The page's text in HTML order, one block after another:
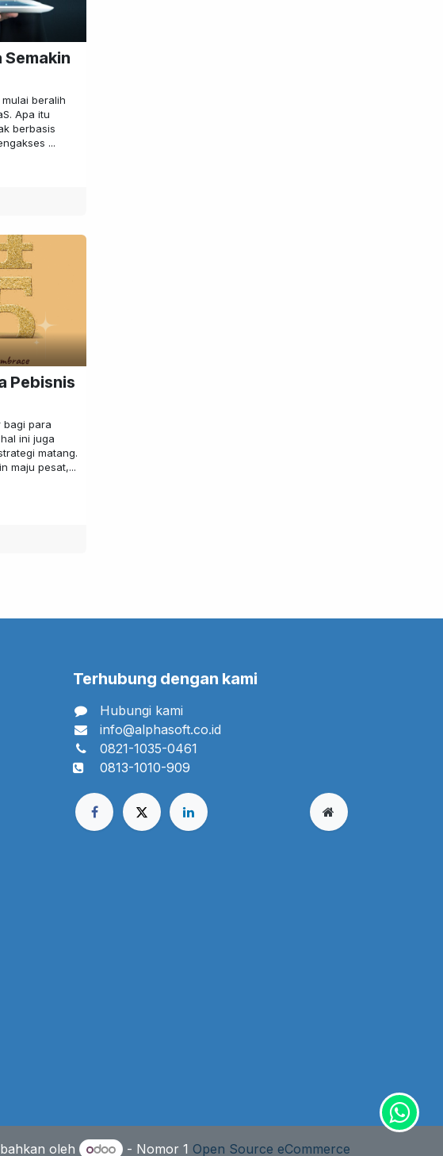
Semakin
beralih
Apa itu
berbasis
...
Pebisnis
bagi para
ini juga
matang.
maju pesat,...
Terhubung dengan kami
Hubungi kami
info@alphasoft.co.id
0821-1035-0461
0813-1010-909
oleh - Nomor 1 Open Source eCommerce